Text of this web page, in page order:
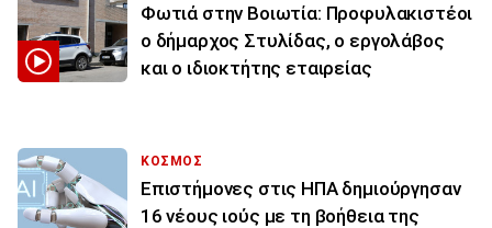
Φωτιά στην Βοιωτία: Προφυλακιστέοι
ο δήμαρχος Στυλίδας, ο εργολάβος
και ο ιδιοκτήτης εταιρείας
ΚΟΣΜΟΣ
Επιστήμονες στις ΗΠΑ δημιούργησαν
16 νέους ιούς με τη βοήθεια της